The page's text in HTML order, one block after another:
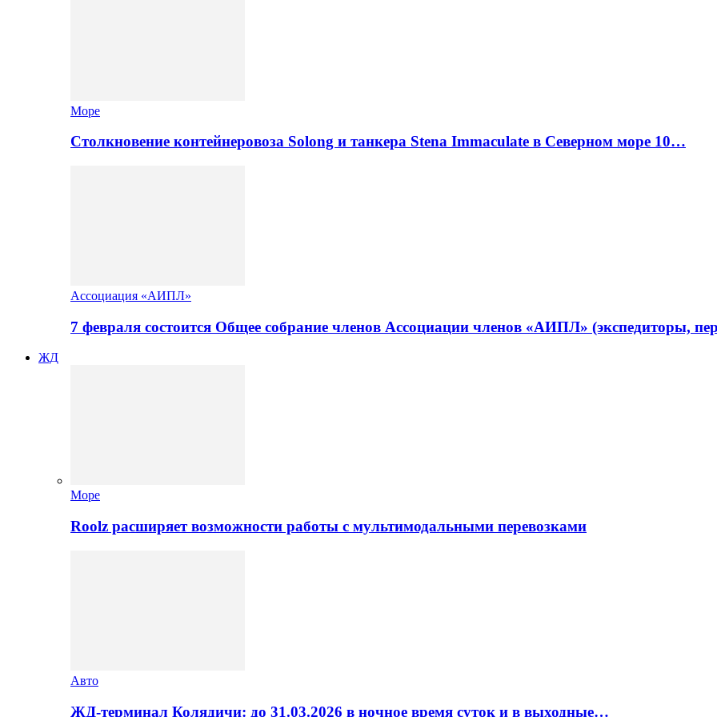
Море
Столкновение контейнеровоза Solong и танкера Stena Immaculate в Северном море 10…
Ассоциация «АИПЛ»
7 февраля состоится Общее собрание членов Ассоциации членов «АИПЛ» (экспедиторы,
ЖД
Море
Roolz расширяет возможности работы с мультимодальными перевозками
Авто
ЖД-терминал Колядичи: до 31.03.2026 в ночное время суток и в выходные…